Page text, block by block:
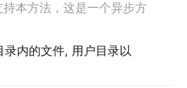
本方法，这是一个异步方
内的文件, 用户目录以